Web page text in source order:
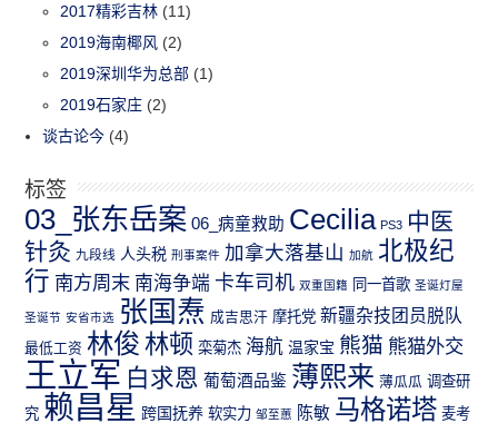
2017精彩吉林 (11)
2019海南椰风 (2)
2019深圳华为总部 (1)
2019石家庄 (2)
谈古论今 (4)
标签
03_张东岳案 06_病童救助 Cecilia PS3 中医
针灸 九段线 人头税 刑事案件 加拿大落基山 加航 北极纪
行 南方周末 南海争端 卡车司机 双重国籍 同一首歌 圣诞灯屋
圣诞节 安省市选 张国焘 成吉思汗 摩托党 新疆杂技团员脱队
最低工资 林俊 林顿 栾菊杰 海航 温家宝 熊猫 熊猫外交
王立军 白求恩 葡萄酒品鉴 薄熙来 薄瓜瓜 调查研
究 赖昌星 跨国抚养 软实力 邹至蕙 陈敏 马格诺塔 麦考